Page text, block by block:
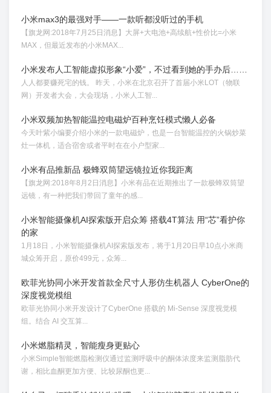
小米max3的最强对手——一款听都没听过的手机
【旗龙网:2018年7月25日消息】大屏+大电池+高续航+性价比=小米
MAX，但最近发布的小米MAX...
小米发布人工智能虚拟形象“小爱”，不过看到她的手办后……
人人都要赚死宅的钱。 昨天，小米在北京召开了首届小米LOT（物联
网）开发者大会，大会现场，小米人工智...
小米双频加热智能温控电磁炉百种烹饪模式懒人必备
今天叶紫小编要介绍小米的一款电磁炉，也是一台智能温控的火锅炒菜
灶一体机，适合宿舍或者平时在在小户型家...
小米有品推新品 极蜂双筒望远镜拉近你我距离
【旗龙网:2018年8月2日消息】小米有品在近期推出了一款极蜂双筒望
远镜，有一种把我们带回了童年的感...
小米智能摄像机AI探索版开启众筹 搭载4T算法 用“芯”看护你
的家
1月18日，小米智能摄像机AI探索版发布，将于1月20日早10点小米商
城众筹开启，原价499元，众筹...
欧菲光协同小米开发首款全尺寸人形仿生机器人 CyberOne的
深度视觉模组
欧菲光协同小米开发设计了CyberOne 搭载的 Mi-Sense 深度视觉模
组。结合 AI 交互算...
小米燃脂精灵，智能瘦身更贴心
小米Simple智能燃脂检测仪通过监测呼吸中的酮体浓度来监测脂肪代
谢，相比血酮更加方便、比较尿酮也更...